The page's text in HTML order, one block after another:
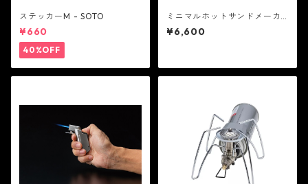
ステッカーM - SOTO
¥660
40%OFF
ミニマルホットサンドメーカ
ー - SOTO
¥6,600